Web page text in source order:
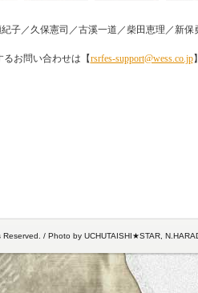
子／久保憲司／古溪一道／柴田恵理／新
お問い合わせは【rsrfes-support@wess.co.jp
/ Photo by UCHUTAISHI★STAR,